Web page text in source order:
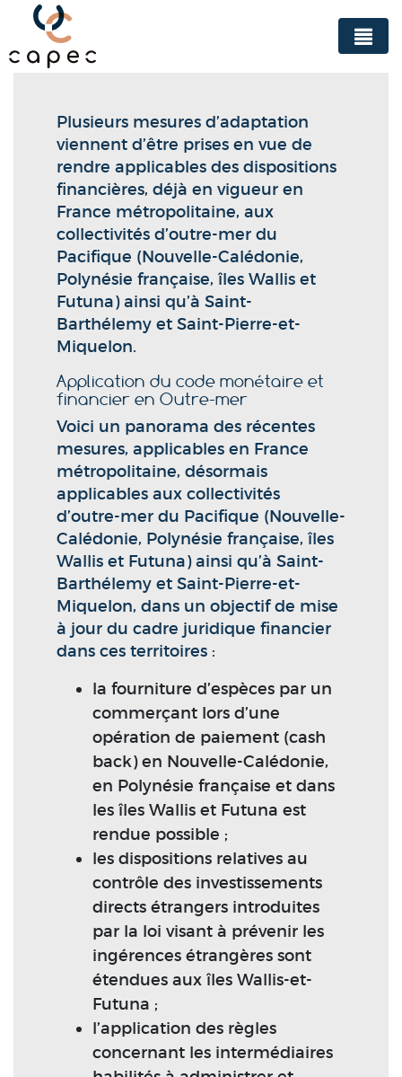
Panneau de gestion des cookies
Plusieurs mesures d’adaptation
viennent d’être prises en vue de
rendre applicables des dispositions
financières, déjà en vigueur en
France métropolitaine, aux
collectivités d’outre-mer du
Pacifique (Nouvelle-Calédonie,
Polynésie française, îles Wallis et
Futuna) ainsi qu’à Saint-
Barthélemy et Saint-Pierre-et-
Miquelon.
Application du code monétaire et
financier en Outre-mer
Voici un panorama des récentes
mesures, applicables en France
métropolitaine, désormais
applicables aux collectivités
d’outre-mer du Pacifique (Nouvelle-
Calédonie, Polynésie française, îles
Wallis et Futuna) ainsi qu’à Saint-
Barthélemy et Saint-Pierre-et-
Miquelon, dans un objectif de mise
à jour du cadre juridique financier
dans ces territoires :
la fourniture d’espèces par un
commerçant lors d’une
opération de paiement (cash
back) en Nouvelle-Calédonie,
en Polynésie française et dans
les îles Wallis et Futuna est
rendue possible ;
les dispositions relatives au
contrôle des investissements
directs étrangers introduites
par la loi visant à prévenir les
ingérences étrangères sont
étendues aux îles Wallis-et-
Futuna ;
l’application des règles
concernant les intermédiaires